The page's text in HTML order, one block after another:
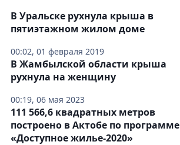
00:02, 01 февраля 2019
В Уральске рухнула крыша в
пятиэтажном жилом доме
00:19, 06 мая 2023
В Жамбылской области крыша
рухнула на женщину
111 566,6 квадратных метров
построено в Актобе по программе
«Доступное жилье-2020»